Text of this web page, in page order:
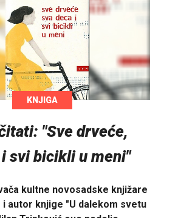
KNJIGA
"Sve drveće,
svi bicikli u meni"
kultne novosadske knjižare
i autor knjige "U dalekom svetu